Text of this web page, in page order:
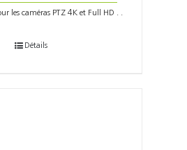
les caméras PTZ 4K et Full HD . .
Détails